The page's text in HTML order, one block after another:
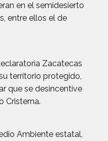
en el semidesierto
entre ellos el de
Zacatecas
territorio protegido,
que se desincentive
Cristerna.
Ambiente estatal,